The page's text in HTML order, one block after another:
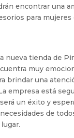
encontrar una
para mujeres
nueva tienda de
muy
brindar una
empresa está
un éxito y
de